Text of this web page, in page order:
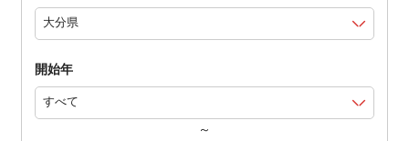
開始年
～